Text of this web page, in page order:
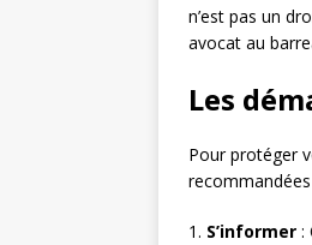
n’est pas un
avocat au
Les
Pour protéger
recommandées
1. S’informer :